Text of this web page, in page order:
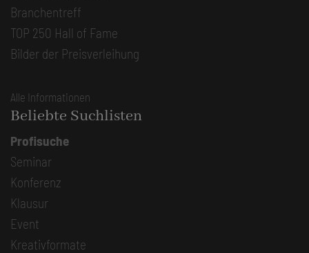
Branchentreff
TOP 250 Hall of Fame
Bilder der Preisverleihung
Alle Informationen
Beliebte Suchlisten
Profisuche
Seminar
Konferenz
Klausur
Event
Kreativformate